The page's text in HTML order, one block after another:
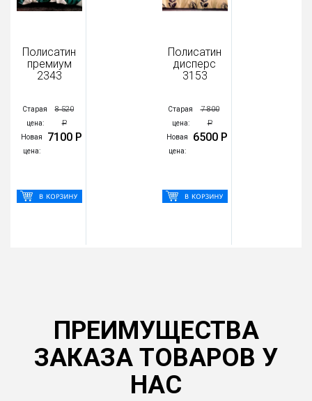
премиум
8 520
Р
7100 Р
Полисатин
дисперс
7 800
Р
6500 Р
ПРЕИМУЩЕСТВА
ЗАКАЗА ТОВАРОВ У
НАС